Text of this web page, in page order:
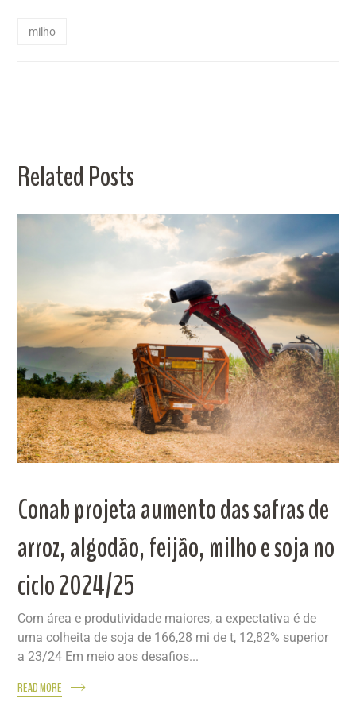
milho
Related Posts
Conab projeta aumento das safras de
arroz, algodão, feijão, milho e soja no
ciclo 2024/25
Com área e produtividade maiores, a expectativa é de
uma colheita de soja de 166,28 mi de t, 12,82% superior
a 23/24 Em meio aos desafios...
READ MORE